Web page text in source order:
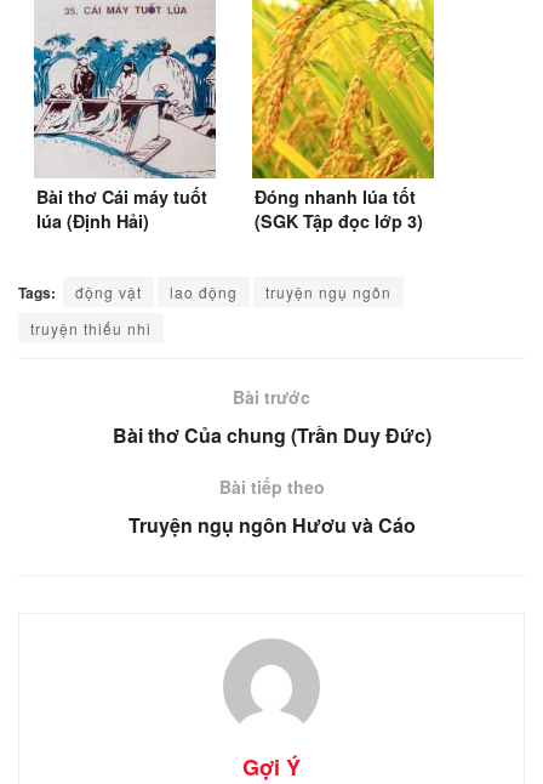
Bài thơ Cái máy tuốt
lúa (Định Hải)
Đóng nhanh lúa tốt
(SGK Tập đọc lớp 3)
Tags: động vật lao động
truyện ngụ ngôn
truyện thiếu nhi
Bài trước
Bài thơ Của chung (Trần Duy Đức)
Bài tiếp theo
Truyện ngụ ngôn Hươu và Cáo
Gợi Ý